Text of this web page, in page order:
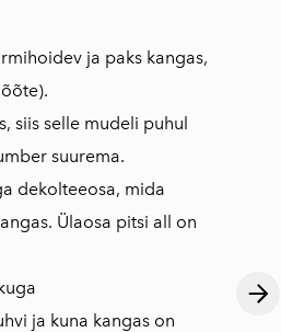
ja paks kangas,
siis selle mudeli puhul
suurema.
dekolteeosa, mida
Ülaosa pitsi all on
ja kuna kangas on